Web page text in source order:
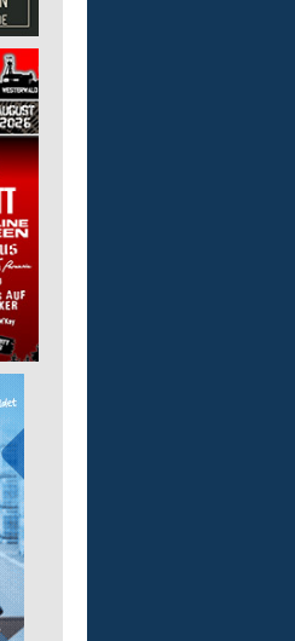
Gruppenleitung (m/w/
Werkstatt
Lebenshilfe im Landkreis
GmbH
57632 Flammersfeld